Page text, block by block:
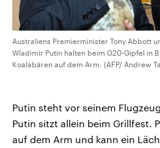
Australiens Premierminister Tony Abbott
Wladimir Putin halten beim G20-Gipfel in
Koalabären auf dem Arm. (AFP/ Andrew
Putin steht vor seinem
Putin sitzt allein beim Grillfest.
auf dem Arm und kann ein